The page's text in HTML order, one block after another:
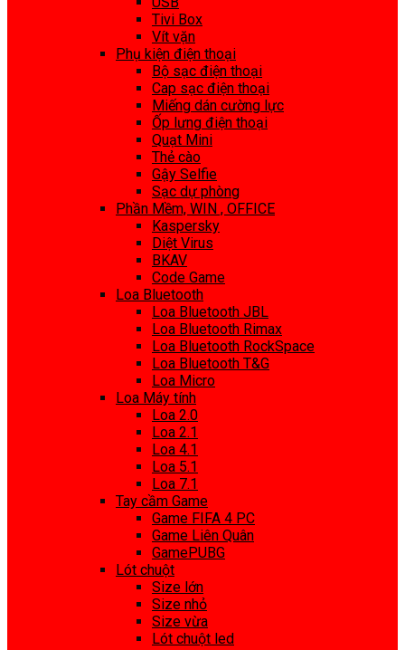
Tivi Box
Vít vặn
Phụ kiện điện thoại
Bộ sạc điện thoại
Cap sạc điện thoại
Miếng dán cường lực
Ốp lưng điện thoại
Quạt Mini
Thẻ cào
Gậy Selfie
Sạc dự phòng
Phần Mềm, WIN , OFFICE
Kaspersky
Diệt Virus
BKAV
Code Game
Loa Bluetooth
Loa Bluetooth JBL
Loa Bluetooth Rimax
Loa Bluetooth RockSpace
Loa Bluetooth T&G
Loa Micro
Loa Máy tính
Loa 2.0
Loa 2.1
Loa 4.1
Loa 5.1
Loa 7.1
Tay cầm Game
Game FIFA 4 PC
Game Liên Quân
GamePUBG
Lót chuột
Size lớn
Size nhỏ
Size vừa
Lót chuột led